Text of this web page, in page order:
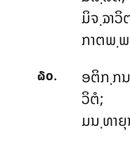
ມິຈ຺ຉ
ກາຕພ຺
໖໐.
ອຕິກ຺ກ
ວິຕໍ;
ມນ຺ທາຍຸ